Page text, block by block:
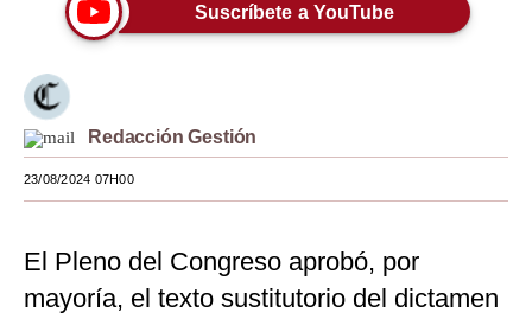
Lujo
Moda
Estilos
Mundo
EEUU
México
Suscríbete a YouTube
Redacción Gestión
23/08/2024 07H00
El Pleno del Congreso aprobó, por
mayoría, el texto sustitutorio del dictamen